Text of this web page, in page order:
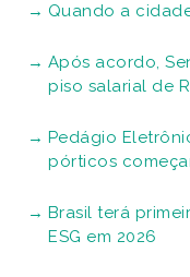
Quando a
Após acordo,
piso salarial de
Pedágio
pórticos
Brasil terá
ESG em 2026